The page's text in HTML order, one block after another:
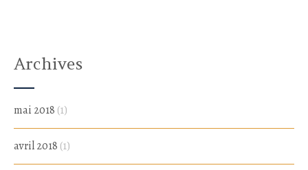
Archives
mai 2018 (1)
avril 2018 (1)